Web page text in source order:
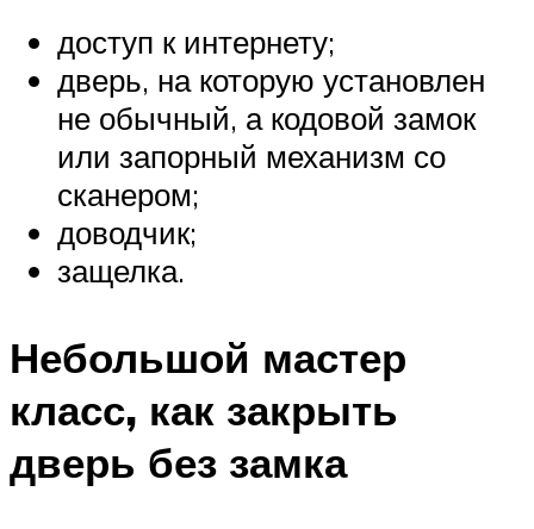
доступ к интернету;
дверь, на которую установлен
не обычный, а кодовой замок
или запорный механизм со
сканером;
доводчик;
защелка.
Небольшой мастер
класс, как закрыть
дверь без замка